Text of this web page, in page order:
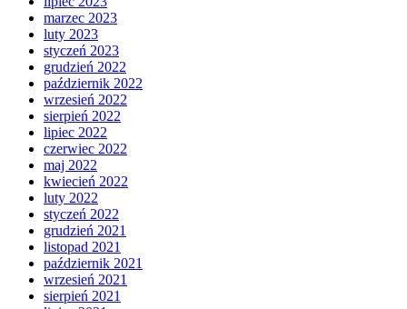
marzec 2023
luty 2023
styczeń 2023
grudzień 2022
październik 2022
wrzesień 2022
sierpień 2022
lipiec 2022
czerwiec 2022
maj 2022
kwiecień 2022
luty 2022
styczeń 2022
grudzień 2021
listopad 2021
październik 2021
wrzesień 2021
sierpień 2021